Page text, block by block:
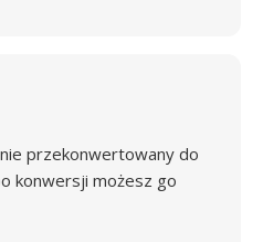
przekonwertowany do
konwersji możesz go